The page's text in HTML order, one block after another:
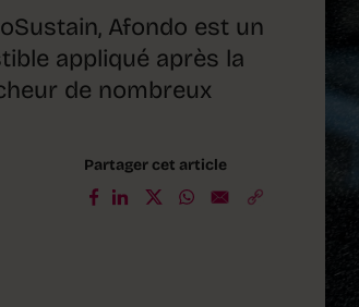
Afondo est un
appliqué après la
de nombreux
Partager cet article